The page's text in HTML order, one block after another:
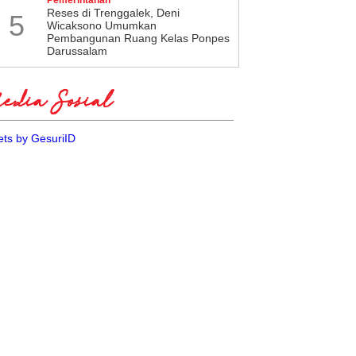
5
​Reses di Trenggalek, Deni
Wicaksono Umumkan
Pembangunan Ruang Kelas Ponpes
Darussalam
Sosial
by GesuriID